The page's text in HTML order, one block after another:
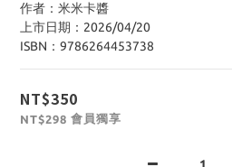
作者：米米卡醬
上市日期：2026/04/20
ISBN：9786264453738
NT$350
NT$298 會員獨享